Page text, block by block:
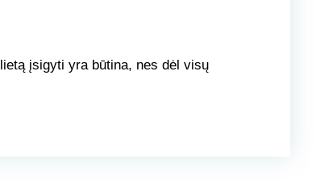
įsigyti yra būtina, nes dėl visų